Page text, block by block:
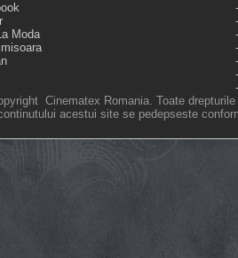
Moda
Cinematex Romania. Toate drepturile
acestui site se pedepseste